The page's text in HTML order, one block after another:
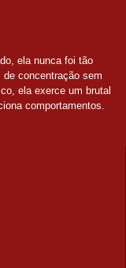
ela nunca foi tão
concentração sem
ela exerce um brutal
comportamentos.